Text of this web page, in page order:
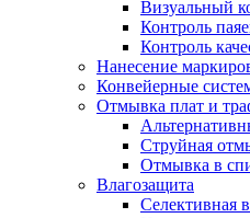
Визуальный
Контроль
Контроль
Нанесение
Конвейерные
Отмывка плат и
Струйная
Отмывка в
Влагозащита
Селективная